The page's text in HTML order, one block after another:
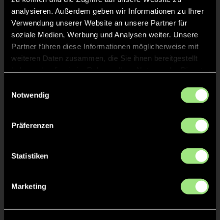
analysieren. Außerdem geben wir Informationen zu Ihrer
Verwendung unserer Website an unsere Partner für
soziale Medien, Werbung und Analysen weiter. Unsere
Partner führen diese Informationen möglicherweise mit
weiteren Daten zusammen, die Sie ihnen bereitgestellt
Notwendig
Präferenzen
Statistiken
Marketing
9' KURZE ECKE
KURZE ECKE - VERGEBEN
7' KURZE ECKE